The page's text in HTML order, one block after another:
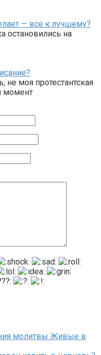
— все к лучшему?
остановились на
моя протестантская
момент
молитвы Живые в